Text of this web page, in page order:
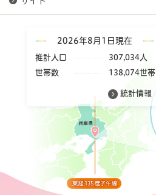
2026年8月1日現在
推計人口
307,034人
世帯数
138,074世帯
統計情報